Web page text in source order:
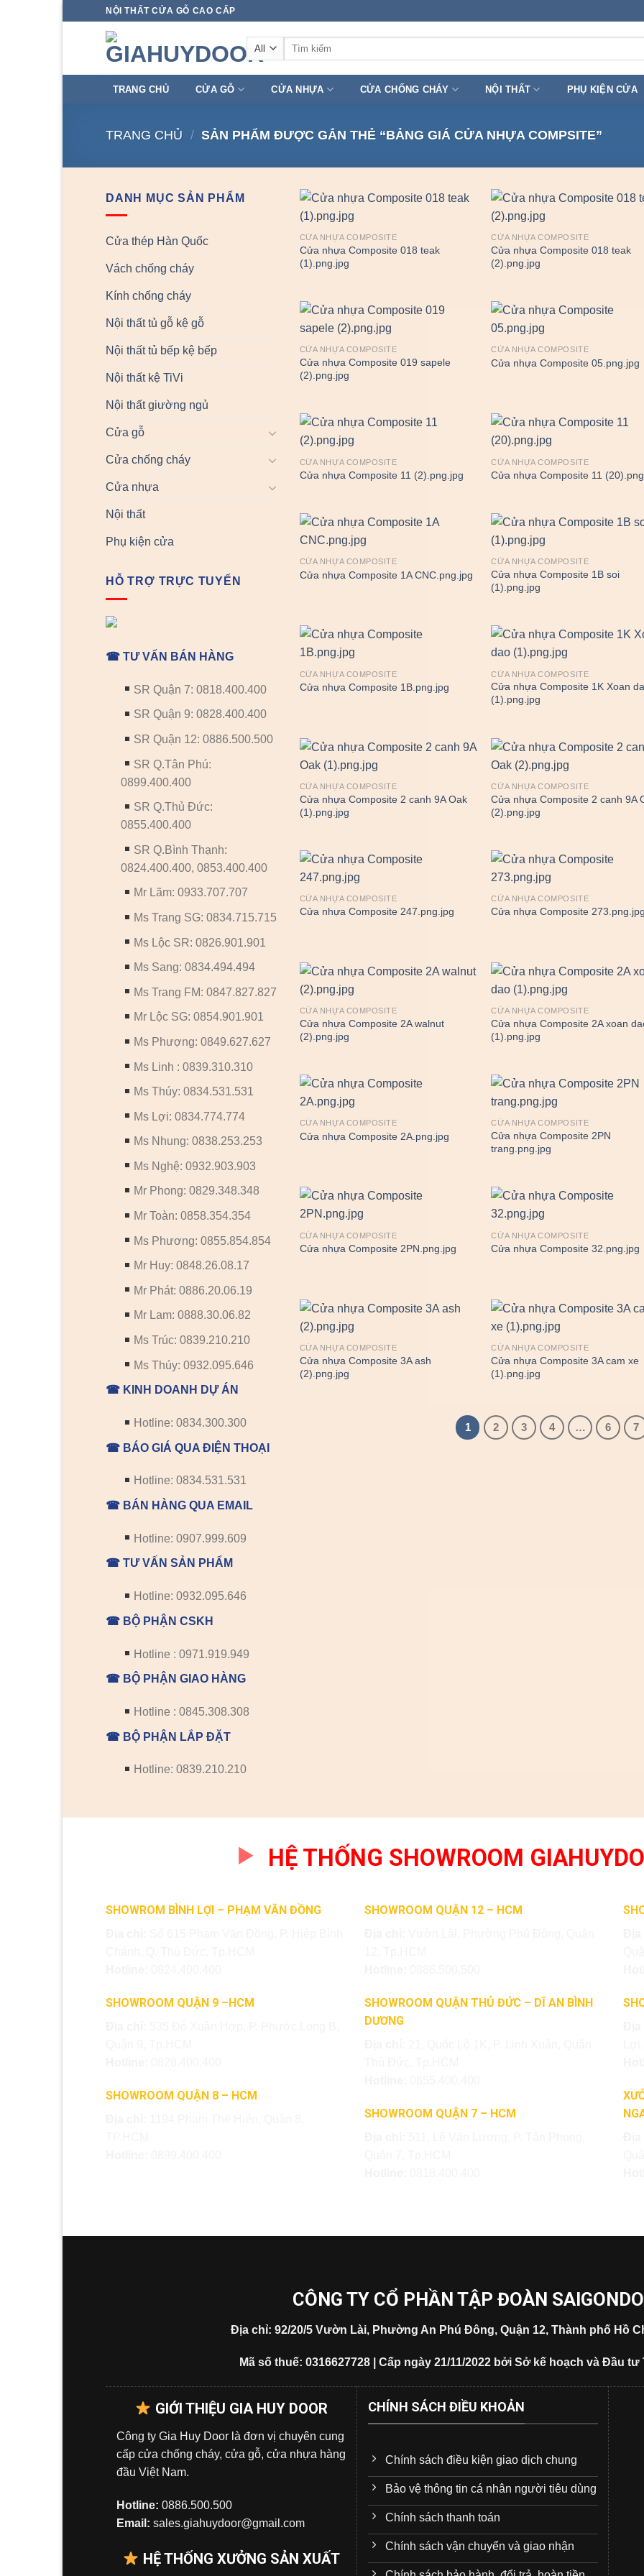
NỘI THẤT CỬA GỖ CAO CẤP
Tìm
TRANG CHỦ CỬA GỖ CỬA NHỰA CỬA CHỐNG CHÁY NỘI THẤT PHỤ KIỆN CỬA
TRANG CHỦ / SẢN PHẨM ĐƯỢC GẮN THẺ “BẢNG GIÁ CỬA NHỰA COMPSITE”
DANH MỤC SẢN PHẨM
Cửa thép Hàn Quốc
Vách chống cháy
Kính chống cháy
Nội thất tủ gỗ kệ gỗ
Nội thất tủ bếp kệ bếp
Nội thất kệ TiVi
Nội thất giường ngủ
Cửa gỗ
Cửa chống cháy
Cửa nhựa
Nội thất
Phụ kiện cửa
HỖ TRỢ TRỰC TUYẾN
☎ TƯ VẤN BÁN HÀNG
SR Quận 7: 0818.400.400
SR Quận 9: 0828.400.400
SR Quận 12: 0886.500.500
SR Q.Tân Phú:
0899.400.400
SR Q.Thủ Đức:
0855.400.400
SR Q.Bình Thạnh:
0824.400.400, 0853.400.400
Mr Lãm: 0933.707.707
Ms Trang SG: 0834.715.715
Ms Lộc SR: 0826.901.901
Ms Sang: 0834.494.494
Ms Trang FM: 0847.827.827
Mr Lộc SG: 0854.901.901
Ms Phượng: 0849.627.627
Ms Linh : 0839.310.310
Ms Thúy: 0834.531.531
Ms Lợi: 0834.774.774
Ms Nhung: 0838.253.253
Ms Nghệ: 0932.903.903
Mr Phong: 0829.348.348
Mr Toàn: 0858.354.354
Ms Phương: 0855.854.854
Mr Huy: 0848.26.08.17
Mr Phát: 0886.20.06.19
Mr Lam: 0888.30.06.82
Ms Trúc: 0839.210.210
Ms Thúy: 0932.095.646
☎ KINH DOANH DỰ ÁN
Hotline: 0834.300.300
☎ BÁO GIÁ QUA ĐIỆN THOẠI
Hotline: 0834.531.531
☎ BÁN HÀNG QUA EMAIL
Hotline: 0907.999.609
☎ TƯ VẤN SẢN PHẨM
Hotline: 0932.095.646
☎ BỘ PHẬN CSKH
Hotline : 0971.919.949
☎ BỘ PHẬN GIAO HÀNG
Hotline : 0845.308.308
☎ BỘ PHẬN LẮP ĐẶT
Hotline: 0839.210.210
CỬA NHỰA COMPOSITE
Cửa nhựa Composite 018 teak
(1).png.jpg
CỬA NHỰA COMPOSITE
Cửa nhựa Composite 018 teak
(2).png.jpg
CỬA NHỰA COMPOSITE
Cửa nhựa Composite 019 sapele
(2).png.jpg
CỬA NHỰA COMPOSITE
Cửa nhựa Composite 05.png.jpg
CỬA NHỰA COMPOSITE
Cửa nhựa Composite 11 (2).png.jpg
CỬA NHỰA COMPOSITE
Cửa nhựa Composite 11
CỬA NHỰA COMPOSITE
Cửa nhựa Composite 1A CNC.png.jpg
CỬA NHỰA COMPOSITE
Cửa nhựa Composite 1B soi
(1).png.jpg
CỬA NHỰA COMPOSITE
Cửa nhựa Composite 1B.png.jpg
CỬA NHỰA COMPOSITE
Cửa nhựa Composite 1K Xoan
(1).png.jpg
CỬA NHỰA COMPOSITE
Cửa nhựa Composite 2 canh 9A Oak
(1).png.jpg
CỬA NHỰA COMPOSITE
Cửa nhựa Composite 2 canh 9A
(2).png.jpg
CỬA NHỰA COMPOSITE
Cửa nhựa Composite 247.png.jpg
CỬA NHỰA COMPOSITE
Cửa nhựa Composite
CỬA NHỰA COMPOSITE
Cửa nhựa Composite 2A walnut
(2).png.jpg
CỬA NHỰA COMPOSITE
Cửa nhựa Composite 2A xoan
(1).png.jpg
CỬA NHỰA COMPOSITE
Cửa nhựa Composite 2A.png.jpg
CỬA NHỰA COMPOSITE
Cửa nhựa Composite 2PN
trang.png.jpg
CỬA NHỰA COMPOSITE
Cửa nhựa Composite 2PN.png.jpg
CỬA NHỰA COMPOSITE
Cửa nhựa Composite 32.png.jpg
CỬA NHỰA COMPOSITE
Cửa nhựa Composite 3A ash
(2).png.jpg
CỬA NHỰA COMPOSITE
Cửa nhựa Composite 3A cam xe
(1).png.jpg
1 2 3 4 … 6 7
HỆ THỐNG SHOWROOM
SHOWROM BÌNH LỢI – PHẠM VĂN ĐỒNG
SHOWROOM QUẬN 9 –HCM
SHOWROOM QUẬN 8 – HCM
SHOWROOM QUẬN 12 – HCM
SHOWROOM QUẬN THỦ ĐỨC – DĨ AN BÌNH
DƯƠNG
SHOWROOM QUẬN 7 – HCM
CÔNG TY CỔ PHẦN TẬP ĐOÀN
Địa chỉ: 92/20/5 Vườn Lài, Phường An Phú Đông, Quận 12, Thành phố Hồ
Mã số thuế: 0316627728 | Cấp ngày 21/11/2022 bởi Sở kế hoạch và Đầu
GIỚI THIỆU GIA HUY DOOR
Công ty Gia Huy Door là đơn vị chuyên cung
cấp cửa chống cháy, cửa gỗ, cửa nhựa hàng
đầu Việt Nam.
Hotline: 0886.500.500
Email: sales.giahuydoor@gmail.com
HỆ THỐNG XƯỞNG SẢN XUẤT
CHÍNH SÁCH ĐIỀU KHOẢN
Chính sách điều kiện giao dịch chung
Bảo vệ thông tin cá nhân người tiêu dùng
Chính sách thanh toán
Chính sách vận chuyển và giao nhận